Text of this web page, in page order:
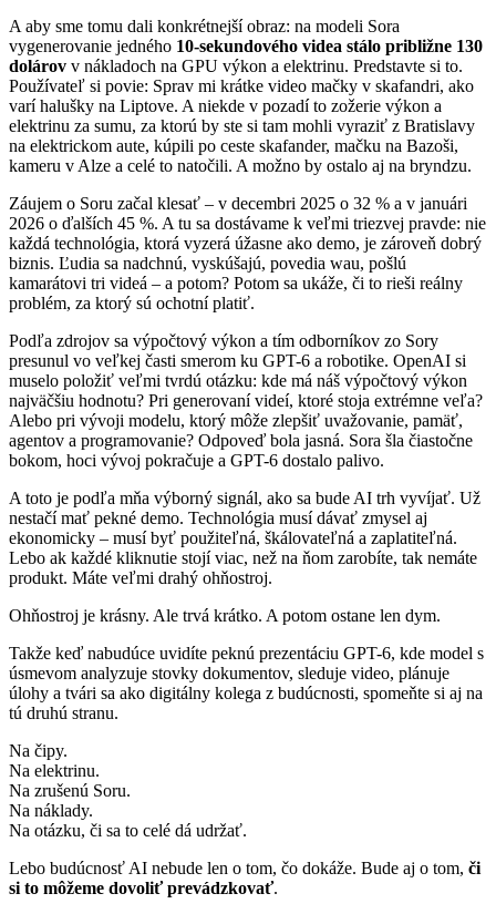
A aby sme tomu dali konkrétnejší obraz: na modeli Sora
vygenerovanie jedného 10-sekundového videa stálo približne 130
dolárov v nákladoch na GPU výkon a elektrinu. Predstavte si to.
Používateľ si povie: Sprav mi krátke video mačky v skafandri, ako
varí halušky na Liptove. A niekde v pozadí to zožerie výkon a
elektrinu za sumu, za ktorú by ste si tam mohli vyraziť z Bratislavy
na elektrickom aute, kúpili po ceste skafander, mačku na Bazoši,
kameru v Alze a celé to natočili. A možno by ostalo aj na bryndzu.
Záujem o Soru začal klesať – v decembri 2025 o 32 % a v januári
2026 o ďalších 45 %. A tu sa dostávame k veľmi triezvej pravde: nie
každá technológia, ktorá vyzerá úžasne ako demo, je zároveň dobrý
biznis. Ľudia sa nadchnú, vyskúšajú, povedia wau, pošlú
kamarátovi tri videá – a potom? Potom sa ukáže, či to rieši reálny
problém, za ktorý sú ochotní platiť.
Podľa zdrojov sa výpočtový výkon a tím odborníkov zo Sory
presunul vo veľkej časti smerom ku GPT-6 a robotike. OpenAI si
muselo položiť veľmi tvrdú otázku: kde má náš výpočtový výkon
najväčšiu hodnotu? Pri generovaní videí, ktoré stoja extrémne veľa?
Alebo pri vývoji modelu, ktorý môže zlepšiť uvažovanie, pamäť,
agentov a programovanie? Odpoveď bola jasná. Sora šla čiastočne
bokom, hoci vývoj pokračuje a GPT-6 dostalo palivo.
A toto je podľa mňa výborný signál, ako sa bude AI trh vyvíjať. Už
nestačí mať pekné demo. Technológia musí dávať zmysel aj
ekonomicky – musí byť použiteľná, škálovateľná a zaplatiteľná.
Lebo ak každé kliknutie stojí viac, než na ňom zarobíte, tak nemáte
produkt. Máte veľmi drahý ohňostroj.
Ohňostroj je krásny. Ale trvá krátko. A potom ostane len dym.
Takže keď nabudúce uvidíte peknú prezentáciu GPT-6, kde model s
úsmevom analyzuje stovky dokumentov, sleduje video, plánuje
úlohy a tvári sa ako digitálny kolega z budúcnosti, spomeňte si aj na
tú druhú stranu.
Na čipy.
Na elektrinu.
Na zrušenú Soru.
Na náklady.
Na otázku, či sa to celé dá udržať.
Lebo budúcnosť AI nebude len o tom, čo dokáže. Bude aj o tom, či
si to môžeme dovoliť prevádzkovať.